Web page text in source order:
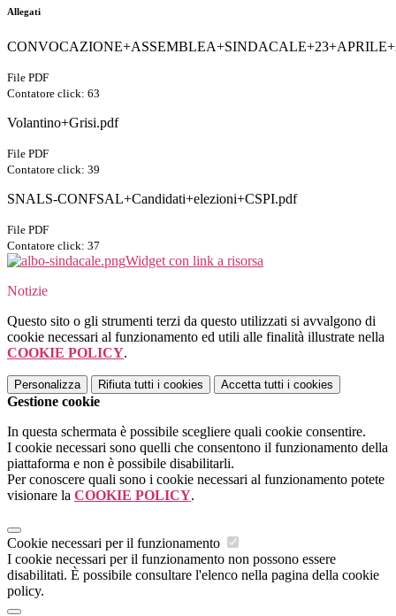
Allegati
File PDF
Contatore click: 63
Volantino+Grisi.pdf
File PDF
Contatore click: 39
SNALS-CONFSAL+Candidati+elezioni+CSPI.pdf
File PDF
Contatore click: 37
Widget con link a risorsa
Notizie
Questo sito o gli strumenti terzi da questo utilizzati si avvalgono di
cookie necessari al funzionamento ed utili alle finalità illustrate nella
COOKIE POLICY.
Personalizza Rifiuta tutti i cookies Accetta tutti i cookies
Gestione cookie
In questa schermata è possibile scegliere quali cookie consentire.
I cookie necessari sono quelli che consentono il funzionamento della
piattaforma e non è possibile disabilitarli.
Per conoscere quali sono i cookie necessari al funzionamento potete
visionare la COOKIE POLICY.
Cookie necessari per il funzionamento
I cookie necessari per il funzionamento non possono essere
disabilitati. È possibile consultare l'elenco nella pagina della cookie
policy.